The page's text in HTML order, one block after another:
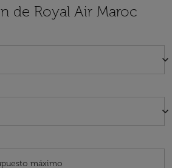
de Royal Air Maroc
keyboard_arrow_down
keyboard_arrow_down